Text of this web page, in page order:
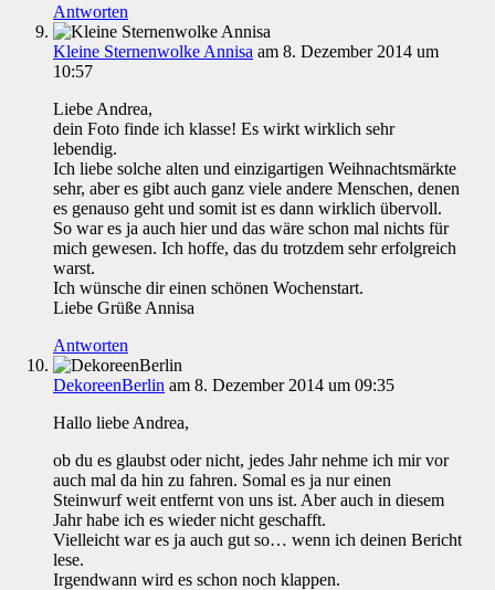
Antworten
Kleine Sternenwolke Annisa am 8. Dezember 2014 um
10:57
Liebe Andrea,
dein Foto finde ich klasse! Es wirkt wirklich sehr
lebendig.
Ich liebe solche alten und einzigartigen Weihnachtsmärkte
sehr, aber es gibt auch ganz viele andere Menschen, denen
es genauso geht und somit ist es dann wirklich übervoll.
So war es ja auch hier und das wäre schon mal nichts für
mich gewesen. Ich hoffe, das du trotzdem sehr erfolgreich
warst.
Ich wünsche dir einen schönen Wochenstart.
Liebe Grüße Annisa
Antworten
DekoreenBerlin am 8. Dezember 2014 um 09:35
Hallo liebe Andrea,
ob du es glaubst oder nicht, jedes Jahr nehme ich mir vor
auch mal da hin zu fahren. Somal es ja nur einen
Steinwurf weit entfernt von uns ist. Aber auch in diesem
Jahr habe ich es wieder nicht geschafft.
Vielleicht war es ja auch gut so… wenn ich deinen Bericht
lese.
Irgendwann wird es schon noch klappen.